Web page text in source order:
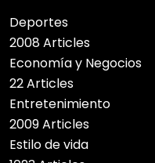
Deportes
2008 Articles
Economía y Negocios
22 Articles
Entretenimiento
2009 Articles
Estilo de vida